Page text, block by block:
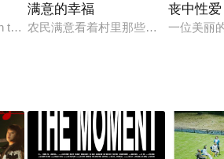
two characters united by feeling
满意的幸福
农民满意看着村里那些富起来的光棍
丧中性
一位美丽